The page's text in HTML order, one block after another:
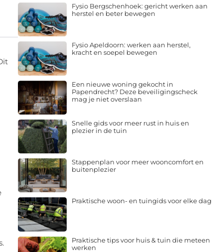
Fysio Bergschenhoek: gericht werken aan
herstel en beter bewegen
Fysio Apeldoorn: werken aan herstel,
kracht en soepel bewegen
Een nieuwe woning gekocht in
Papendrecht? Deze beveiligingscheck
mag je niet overslaan
Snelle gids voor meer rust in huis en
plezier in de tuin
Stappenplan voor meer wooncomfort en
buitenplezier
Praktische woon- en tuingids voor elke dag
Praktische tips voor huis & tuin die meteen
werken